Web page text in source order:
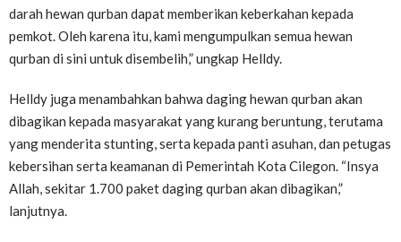
darah hewan qurban dapat memberikan keberkahan kepada
pemkot. Oleh karena itu, kami mengumpulkan semua hewan
qurban di sini untuk disembelih,” ungkap Helldy.
Helldy juga menambahkan bahwa daging hewan qurban akan
dibagikan kepada masyarakat yang kurang beruntung, terutama
yang menderita stunting, serta kepada panti asuhan, dan petugas
kebersihan serta keamanan di Pemerintah Kota Cilegon. “Insya
Allah, sekitar 1.700 paket daging qurban akan dibagikan,”
lanjutnya.